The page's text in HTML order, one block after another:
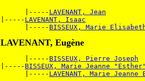
      |-----
LAVENANT, Jean
|----- LAVENANT, Isaac
      |-----
BISSEUX, Marie
LAVENANT, Eugène
      |-----
BISSEUX, Pierre Joseph
|----- BISSEUX, Marie Jeanne
      |-----
LAVENANT, Marie Jeanne